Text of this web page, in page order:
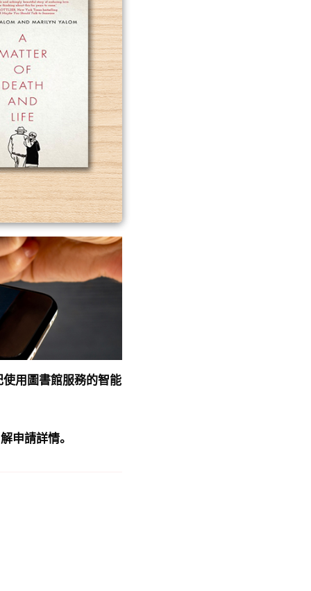
用圖書館服務的智能
申請詳情。